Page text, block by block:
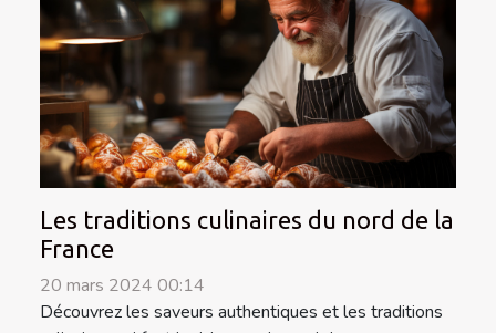
Les traditions culinaires du nord de la
France
20 mars 2024 00:14
Découvrez les saveurs authentiques et les traditions